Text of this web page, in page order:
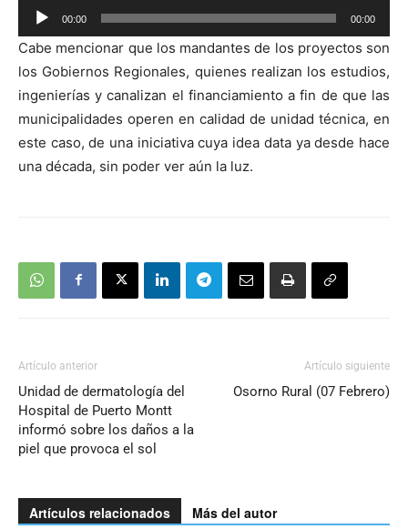
Reproductor
de
audio
00:00 00:00
Cabe mencionar que los mandantes de los proyectos son
los Gobiernos Regionales, quienes realizan los estudios,
ingenierías y canalizan el financiamiento a fin de que las
municipalidades operen en calidad de unidad técnica, en
este caso, de una iniciativa cuya idea data ya desde hace
una década, sin poder ver aún la luz.
Artículo anterior
Unidad de dermatología del
Hospital de Puerto Montt
informó sobre los daños a la
piel que provoca el sol
Artículo siguiente
Osorno Rural (07 Febrero)
Artículos relacionados Más del autor